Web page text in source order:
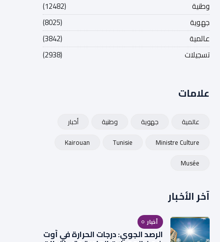
وطنية
(12482)
جهوية
(8025)
عالمية
(3842)
تسجيلات
(2938)
علامات
عالمية جهوية وطنية
أخبار
Ministre Culture
Tunisie
Kairouan
Musée
آخر الأخبار
أخبار
الرصد الجوي: درجات الحرارة في أوت